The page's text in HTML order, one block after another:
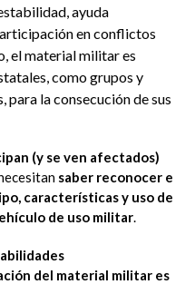
ayuda
en conflictos
el material militar es
como grupos y
la consecución de sus
(y se ven afectados)
saber reconocer e
características y uso de
de uso militar.
del material militar es